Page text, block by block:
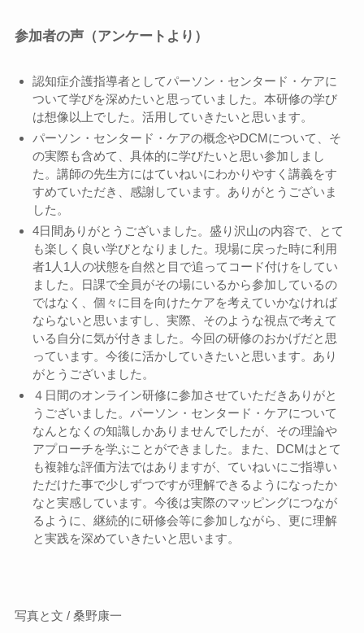
参加者の声（アンケートより）
認知症介護指導者としてパーソン・センタード・ケアに
ついて学びを深めたいと思っていました。本研修の学び
は想像以上でした。活用していきたいと思います。
パーソン・センタード・ケアの概念やDCMについて、そ
の実際も含めて、具体的に学びたいと思い参加しまし
た。講師の先生方にはていねいにわかりやすく講義をす
すめていただき、感謝しています。ありがとうございま
した。
4日間ありがとうございました。盛り沢山の内容で、とて
も楽しく良い学びとなりました。現場に戻った時に利用
者1人1人の状態を自然と目で追ってコード付けをしてい
ました。日課で全員がその場にいるから参加しているの
ではなく、個々に目を向けたケアを考えていかなければ
ならないと思いますし、実際、そのような視点で考えて
いる自分に気が付きました。今回の研修のおかげだと思
っています。今後に活かしていきたいと思います。あり
がとうございました。
４日間のオンライン研修に参加させていただきありがと
うございました。パーソン・センタード・ケアについて
なんとなくの知識しかありませんでしたが、その理論や
アプローチを学ぶことができました。また、DCMはとて
も複雑な評価方法ではありますが、ていねいにご指導い
ただけた事で少しずつですが理解できるようになったか
なと実感しています。今後は実際のマッピングにつなが
るように、継続的に研修会等に参加しながら、更に理解
と実践を深めていきたいと思います。
写真と文 / 桑野康一